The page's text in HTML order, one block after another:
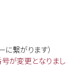
に繋がります）
が変更となりまし